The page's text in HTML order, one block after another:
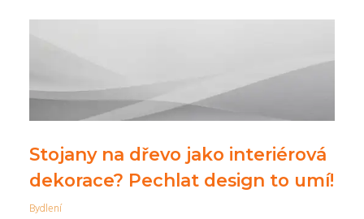
Stojany na dřevo jako interiérová
dekorace? Pechlat design to umí!
Bydlení